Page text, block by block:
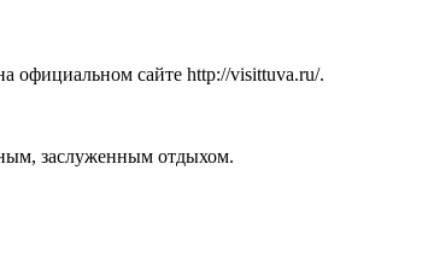
официальном сайте http://visittuva.ru/.
заслуженным отдыхом.